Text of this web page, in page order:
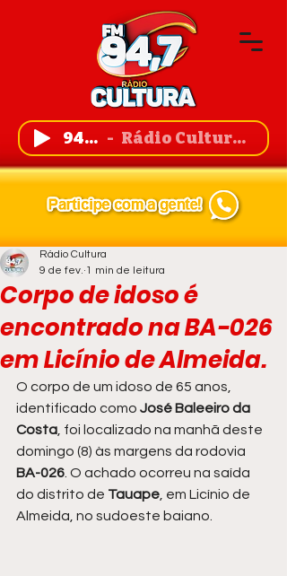
94,7 FM Rádio Cultura de Guanambi
Corpo de idoso é
encontrado na BA-026
em Licínio de Almeida.
Rádio Cultura
9 de fev. 1 min de leitura
O corpo de um idoso de 65 anos,
identificado como José Baleeiro da
Costa , foi localizado na manhã deste
domingo (8) às margens da rodovia
BA-026 . O achado ocorreu na saída
do distrito de Tauape , em Licínio de
Almeida, no sudoeste baiano.